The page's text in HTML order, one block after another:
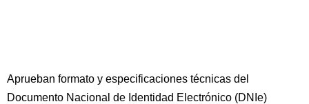
Aprueban formato y especificaciones técnicas del
Documento Nacional de Identidad Electrónico (DNIe)